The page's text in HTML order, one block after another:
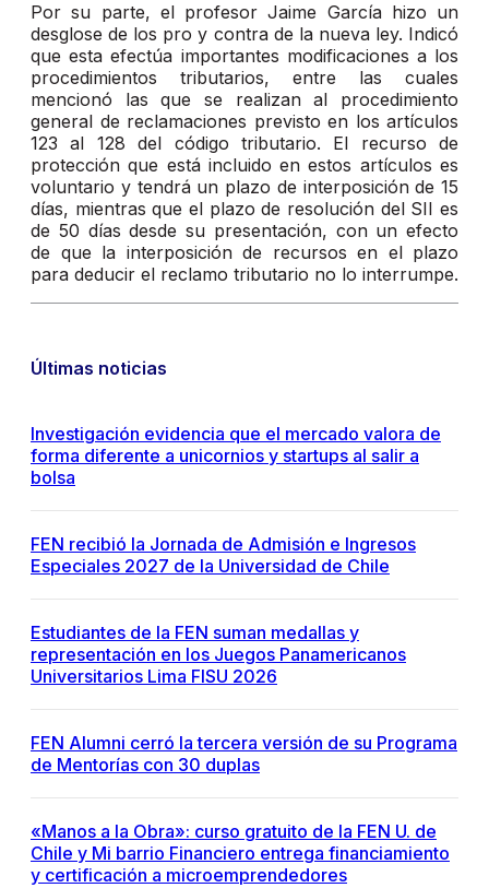
Por su parte, el profesor Jaime García hizo un
desglose de los pro y contra de la nueva ley. Indicó
que esta efectúa importantes modificaciones a los
procedimientos tributarios, entre las cuales
mencionó las que se realizan al procedimiento
general de reclamaciones previsto en los artículos
123 al 128 del código tributario. El recurso de
protección que está incluido en estos artículos es
voluntario y tendrá un plazo de interposición de 15
días, mientras que el plazo de resolución del SII es
de 50 días desde su presentación, con un efecto
de que la interposición de recursos en el plazo
para deducir el reclamo tributario no lo interrumpe.
Últimas noticias
Investigación evidencia que el mercado valora de
forma diferente a unicornios y startups al salir a
bolsa
FEN recibió la Jornada de Admisión e Ingresos
Especiales 2027 de la Universidad de Chile
Estudiantes de la FEN suman medallas y
representación en los Juegos Panamericanos
Universitarios Lima FISU 2026
FEN Alumni cerró la tercera versión de su Programa
de Mentorías con 30 duplas
«Manos a la Obra»: curso gratuito de la FEN U. de
Chile y Mi barrio Financiero entrega financiamiento
y certificación a microemprendedores